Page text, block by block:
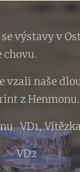
výstavy v
chovu.
vzali naše
z
VD1,
VD2